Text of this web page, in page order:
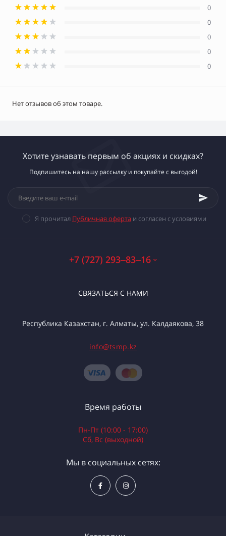
0
0
0
0
0
Нет отзывов об этом товаре.
Хотите узнавать первым об акциях и скидках?
Подпишитесь на нашу рассылку и покупайте с выгодой!
Я прочитал Публичная оферта и согласен с условиями
+7 (727) 293‒83‒16
СВЯЗАТЬСЯ С НАМИ
Республика Казахстан, г. Алматы, ул. Калдаякова, 38
info@tsmp.kz
Время работы
Пн-Пт (10:00 - 17:00)
Сб, Вс (выходной)
Мы в социальных сетях: